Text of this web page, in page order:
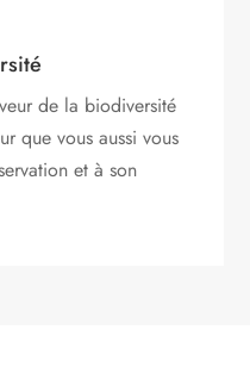
de la biodiversité
que vous aussi vous
et à son